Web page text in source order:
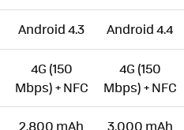
Android 4.3 Android 4.4
4G (150
Mbps) + NFC
4G (150
Mbps) + NFC
2.800 mAh 3.000 mAh